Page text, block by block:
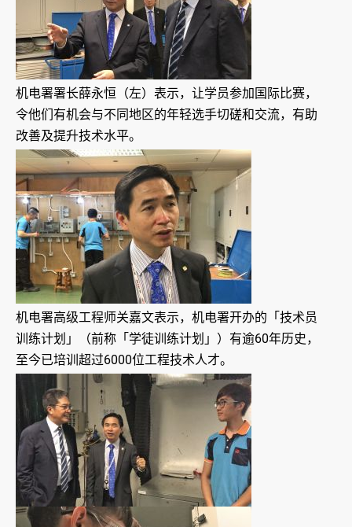
机电署署长薛永恒（左）表示，让学员参加国际比赛，
令他们有机会与不同地区的年轻选手切磋和交流，有助
改善及提升技术水平。
机电署高级工程师关嘉文表示，机电署开办的「技术员
训练计划」（前称「学徒训练计划」）有逾60年历史，
至今已培训超过6000位工程技术人才。